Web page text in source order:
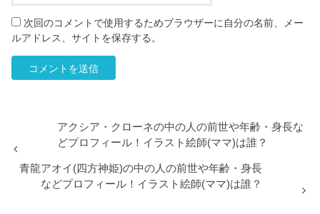
次回のコメントで使用するためブラウザーに自分の名前、メー
ルアドレス、サイトを保存する。
アクシア・クローネの中の人の前世や年齢・身長な
どプロフィール！イラスト絵師(ママ)は誰？
青龍アオイ(四方神姫)の中の人の前世や年齢・身長
などプロフィール！イラスト絵師(ママ)は誰？